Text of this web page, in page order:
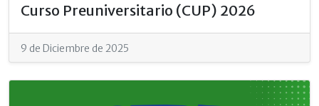
Curso Preuniversitario (CUP) 2026
9 de Diciembre de 2025